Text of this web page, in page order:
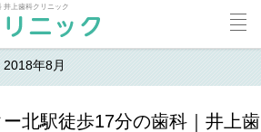
井上歯科クリニック
2018年8月
北駅徒歩17分の歯科｜井上歯